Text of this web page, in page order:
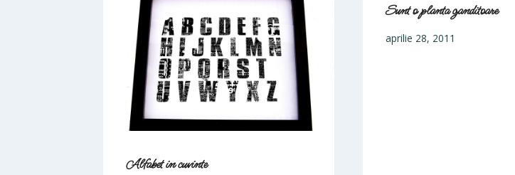
Alfabet in cuvinte
Sunt o planta ganditoare
aprilie 28, 2011